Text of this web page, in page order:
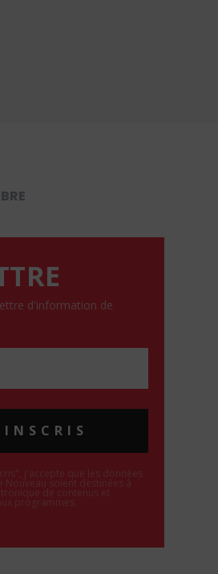
d'information de
j'accepte que les données
soient destinées à
de contenus et
programmes.